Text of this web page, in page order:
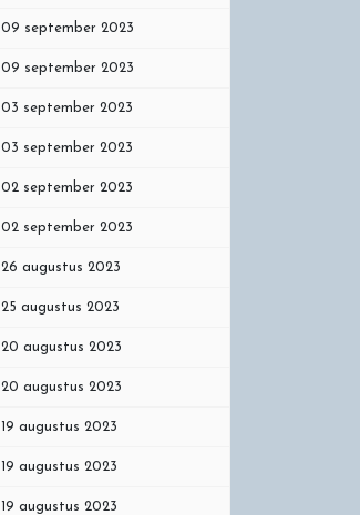
09 september 2023
09 september 2023
03 september 2023
03 september 2023
02 september 2023
02 september 2023
26 augustus 2023
25 augustus 2023
20 augustus 2023
20 augustus 2023
19 augustus 2023
19 augustus 2023
19 augustus 2023